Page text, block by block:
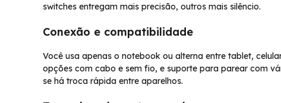
switches entregam mais precisão, outros mais silêncio.
Conexão e compatibilidade
Você usa apenas o notebook ou alterna entre tablet,
opções com cabo e sem fio, e suporte para parear com
se há troca rápida entre aparelhos.